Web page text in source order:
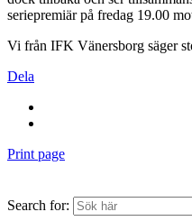
seriepremiär på fredag 19.00
Vi från IFK Vänersborg säger
Dela
Print page
Search for: